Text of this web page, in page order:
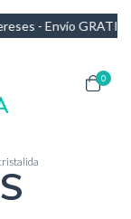
de $140.000
0